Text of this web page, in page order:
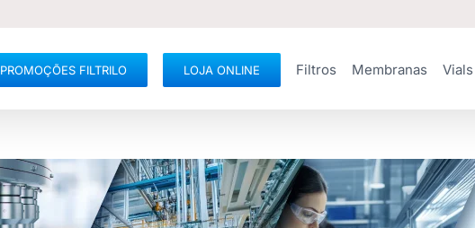
PROMOÇÕES FILTRILO LOJA ONLINE Filtros Membranas Vials